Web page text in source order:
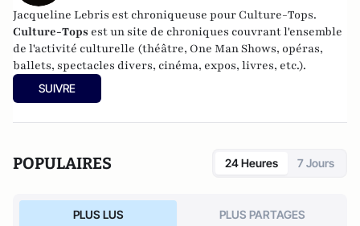
Jacqueline Lebris est chroniqueuse pour Culture-Tops.
Culture-Tops est un site de chroniques couvrant l'ensemble
de l'activité culturelle (théâtre, One Man Shows, opéras,
ballets, spectacles divers, cinéma, expos, livres, etc.).
SUIVRE
POPULAIRES 24 Heures 7 Jours
PLUS LUS PLUS PARTAGES